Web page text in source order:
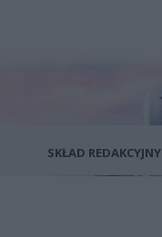
SKŁAD REDAKCYJNY